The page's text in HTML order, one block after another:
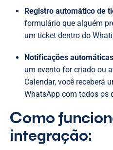
Registro automático de
formulário que alguém
um ticket dentro do
Notificações
um evento for criado ou
Calendar, você receberá
WhatsApp com todos os
Como
integração: